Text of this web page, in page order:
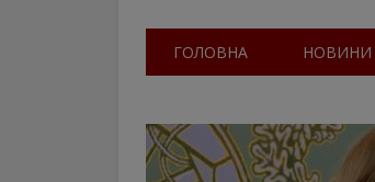
ГОЛОВНА НОВИНИ